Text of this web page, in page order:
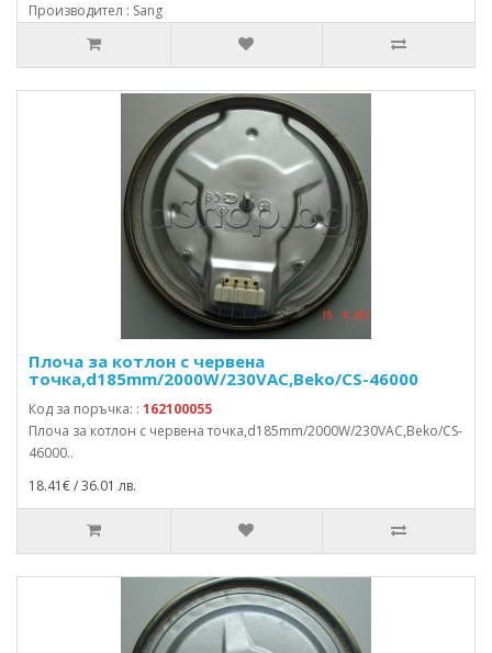
Производител : Sang
Плоча за котлон с червена
точка,d185mm/2000W/230VAC,Beko/CS-46000
Код за поръчка: : 162100055
Плоча за котлон с червена точка,d185mm/2000W/230VAC,Beko/CS-
46000..
18.41€ / 36.01 лв.